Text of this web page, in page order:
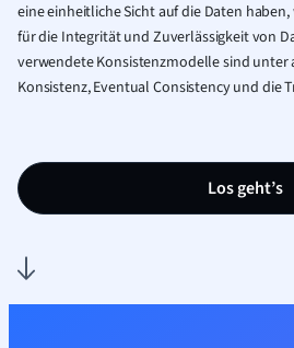
eine einheitliche Sicht auf die Daten
für die Integrität und Zuverlässigkeit von
verwendete Konsistenzmodelle sind unter
Konsistenz, Eventual Consistency und die
Los geht’s